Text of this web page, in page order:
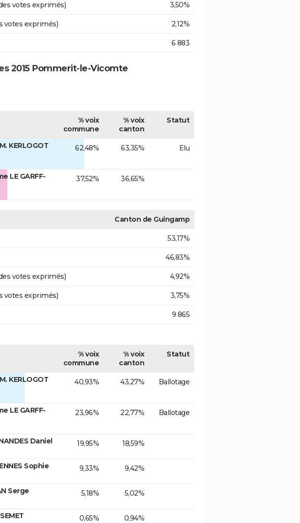
votes exprimés) 3,50%
votes exprimés) 2,12%
6 883
2015 Pommerit-le-Vicomte
% voix
commune
% voix
canton
Statut
KERLOGOT
62,48% 63,35% Elu
LE GARFF-
37,52% 36,65%
Canton de Guingamp
53,17%
46,83%
votes exprimés) 4,92%
votes exprimés) 3,75%
9 865
% voix
commune
% voix
canton
Statut
KERLOGOT
40,93% 43,27% Ballotage
LE GARFF-
23,96% 22,77% Ballotage
Daniel 19,95% 18,59%
Sophie 9,33% 9,42%
Serge 5,18% 5,02%
0,65% 0,94%